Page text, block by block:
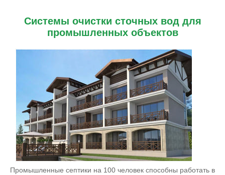
Системы очистки сточных вод для
промышленных объектов
Промышленные септики на 100 человек способны работать в